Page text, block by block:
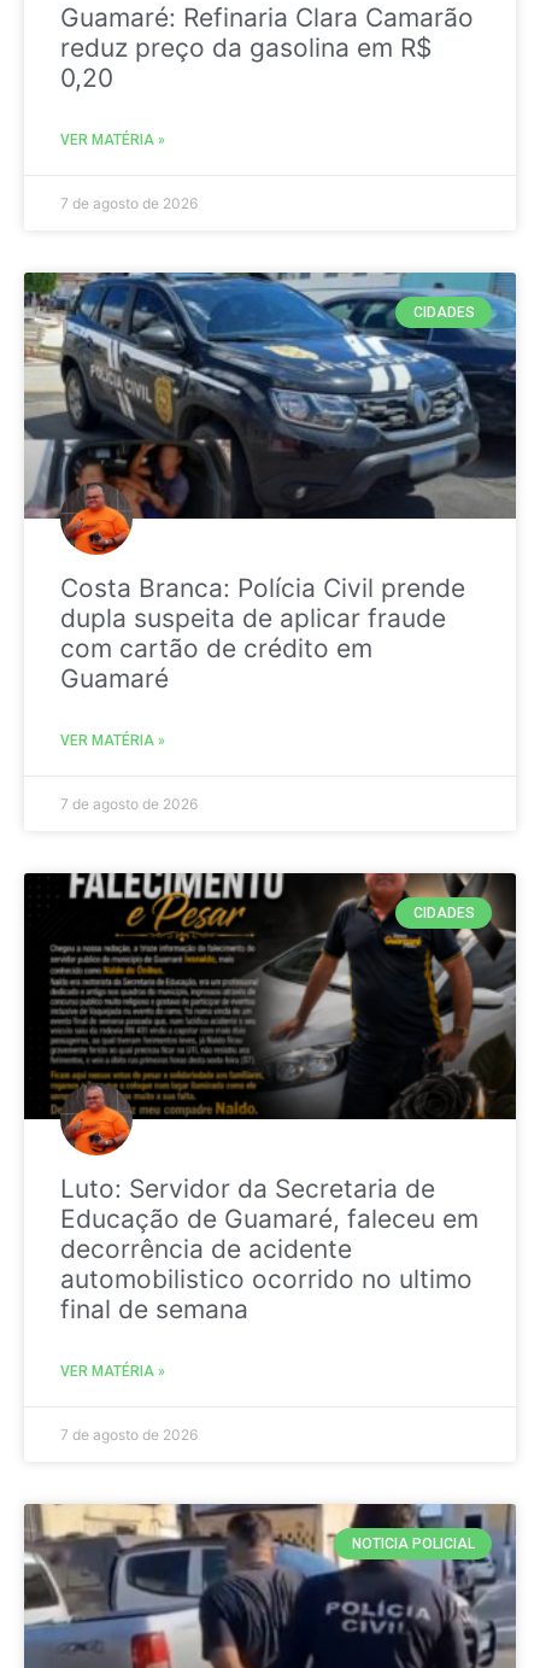
Guamaré: Refinaria Clara Camarão
reduz preço da gasolina em R$
0,20
VER MATÉRIA »
7 de agosto de 2026
CIDADES
Costa Branca: Polícia Civil prende
dupla suspeita de aplicar fraude
com cartão de crédito em
Guamaré
VER MATÉRIA »
7 de agosto de 2026
CIDADES
Luto: Servidor da Secretaria de
Educação de Guamaré, faleceu em
decorrência de acidente
automobilistico ocorrido no ultimo
final de semana
VER MATÉRIA »
7 de agosto de 2026
NOTICIA POLICIAL